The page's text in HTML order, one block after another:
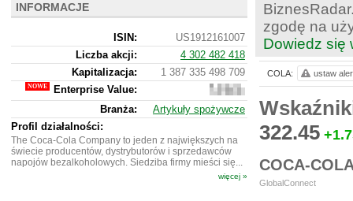
zgodę na
Dowiedz się
322.45
COCA-
GlobalConnect
COLA: ustaw
INFORMACJE
ISIN:
US1912161007
Liczba akcji:
4 302 482 418
Kapitalizacja:
1 387 335 498 709
Enterprise Value:
1
511 963
991
Branża:
Artykuły spożywcze
Profil działalności:
The Coca-Cola Company to jeden z największych na
świecie producentów, dystrybutorów i sprzedawców
napojów bezalkoholowych. Siedziba firmy mieści się...
więcej »